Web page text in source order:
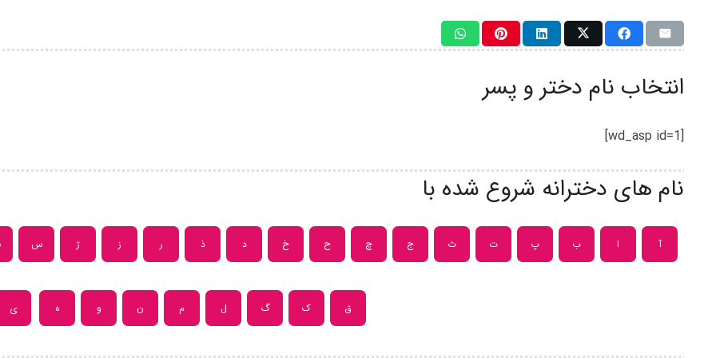
انتخاب نام دختر و پسر
[wd_asp id=1]
نام های دخترانه شروع شده با
آ ا ب پ ت ث ج چ ح خ د ذ ر ز ژ س
ق ک گ ل م ن و ه ی